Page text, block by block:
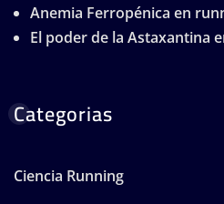
Anemia Ferropénica en
El poder de la Astaxantina
Categorias
Ciencia Running